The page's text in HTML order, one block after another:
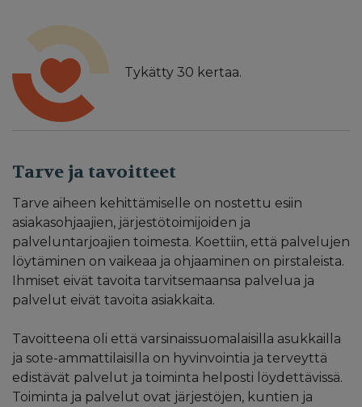
Tykätty 30 kertaa.
Tarve ja tavoitteet
Tarve aiheen kehittämiselle on nostettu esiin
asiakasohjaajien, järjestötoimijoiden ja
palveluntarjoajien toimesta. Koettiin, että palvelujen
löytäminen on vaikeaa ja ohjaaminen on pirstaleista.
Ihmiset eivät tavoita tarvitsemaansa palvelua ja
palvelut eivät tavoita asiakkaita.
Tavoitteena oli että varsinaissuomalaisilla asukkailla
ja sote-ammattilaisilla on hyvinvointia ja terveyttä
edistävät palvelut ja toiminta helposti löydettävissä.
Toiminta ja palvelut ovat järjestöjen, kuntien ja